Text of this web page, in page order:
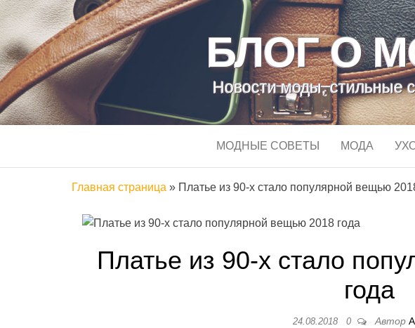
БЛОГ О
Новости моды, стильные
МОДНЫЕ СОВЕТЫ МОДА
Главная страница » Платье из 90-х стало популярной вещью
Платье из 90-х стало
года
24.08.2018 0 Автор